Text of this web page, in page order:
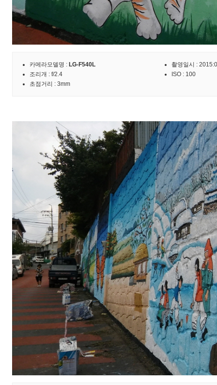
카메라모델명 : LG-F540L
촬영일시 :
조리개 : f/2.4
ISO : 100
초점거리 : 3mm